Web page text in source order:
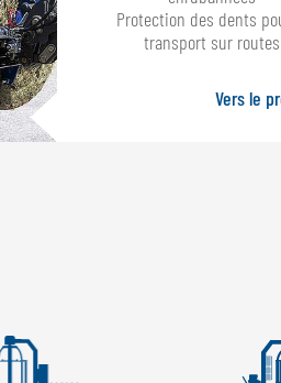
Protection des dents
transport sur routes
Vers le